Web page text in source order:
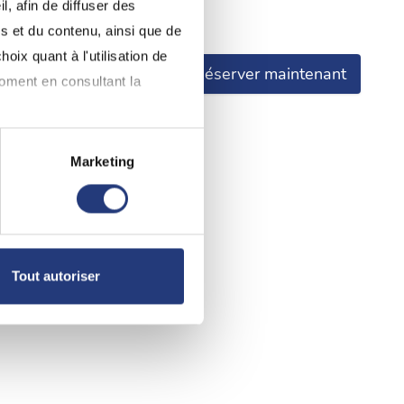
afin de diffuser des
et du contenu, ainsi que de
quant à l'utilisation de
en consultant la
mètres près
(empreintes
Marketing
Tout autoriser
Réserver maintenant